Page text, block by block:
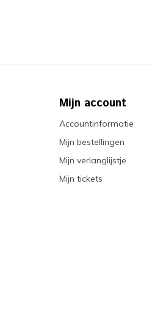
Mijn account
Accountinformatie
Mijn bestellingen
Mijn verlanglijstje
Mijn tickets